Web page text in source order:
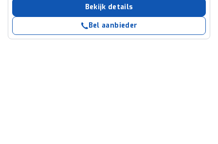
Bekijk details
Bel aanbieder